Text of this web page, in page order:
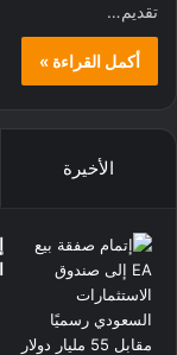
تقديم…
أكمل القراءة »
الأخيرة